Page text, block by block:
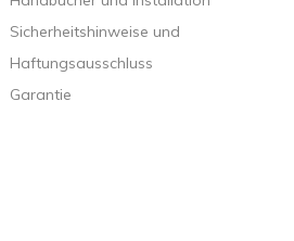
Sicherheitshinweise und
Haftungsausschluss
Garantie